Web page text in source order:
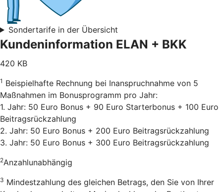
Sondertarife in der Übersicht
Kundeninformation ELAN + BKK
420 KB
1 Beispielhafte Rechnung bei Inanspruchnahme von 5
Maßnahmen im Bonusprogramm pro Jahr:
1. Jahr: 50 Euro Bonus + 90 Euro Starterbonus + 100 Euro
Beitragsrückzahlung
2. Jahr: 50 Euro Bonus + 200 Euro Beitragsrückzahlung
3. Jahr: 50 Euro Bonus + 300 Euro Beitragsrückzahlung
2Anzahlunabhängig
3 Mindestzahlung des gleichen Betrags, den Sie von Ihrer